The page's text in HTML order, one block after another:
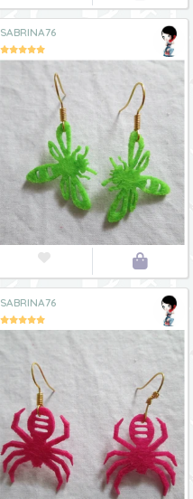
SABRINA76
 
SABRINA76